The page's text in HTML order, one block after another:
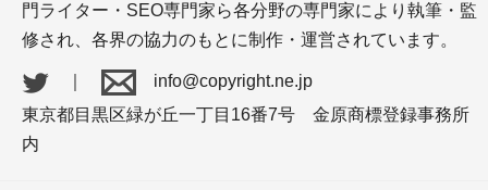
＋WEBライティングで守るべきポイント
コンテンツ編集
門ライター・SEO専門家ら各分野の専門家により執筆・監
修され、各界の協力のもとに制作・運営されています。
info@copyright.ne.jp
東京都目黒区緑が丘一丁目16番7号 金原商標登録事務所
内